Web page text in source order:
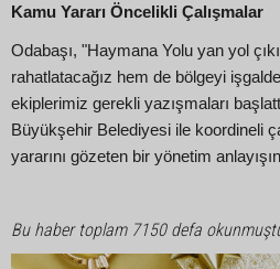
Kamu Yararı Öncelikli Çalışmalar
Odabaşı, "Haymana Yolu yan yol
rahatlatacağız hem de bölgeyi
ekiplerimiz gerekli yazışmaları
Büyükşehir Belediyesi ile koordineli
yararını gözeten bir yönetim
Bu haber toplam 7150 defa